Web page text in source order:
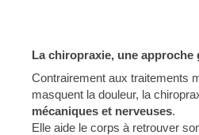
La chiropraxie, une approche
Contrairement aux traitements
masquent la douleur, la
mécaniques et nerveuses.
Elle aide le corps à retrouver